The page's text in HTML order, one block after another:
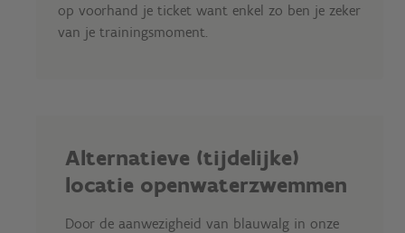
op voorhand je ticket want enkel zo ben je zeker
van je trainingsmoment.
Alternatieve (tijdelijke)
locatie openwaterzwemmen
Door de aanwezigheid van blauwalg in onze